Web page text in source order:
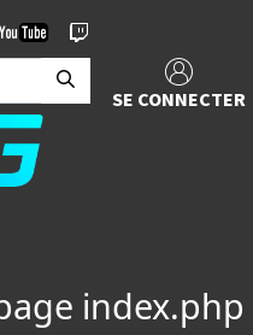
SE CONNECTER
index.php